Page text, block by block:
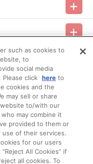
し、再度受注を行うこと
文のキャンセルや支払い
ていただく場合がございま
ざいます。
り、実物と多少異なって
とは異なる場合がござい
、「マイページ」→「ご
ります。
ルムワークス公式ショッ
ます。
ィルムワークス公式ショ
シーポリシー
推奨環境
such as cookies to
to
social media
click hereto
cookies and the
may sell or share
to/with our
may combine it
provided to them or
of their services.
for our users
All Cookies” if
all cookies. To